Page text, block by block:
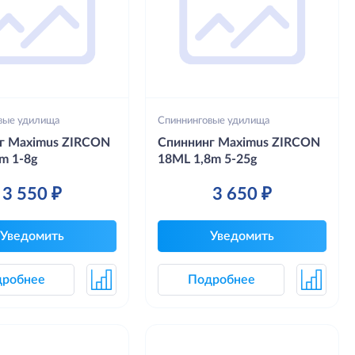
удилища
Maximus ZIRCON
1-8g
3 550 ₽
Уведомить
Спиннинговые удилища
Спиннинг Maximus ZIRCON
18ML 1,8m 5-25g
3 650 ₽
Уведомить
Подробнее